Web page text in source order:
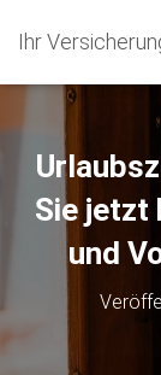
Ihr
Sie jetzt
und